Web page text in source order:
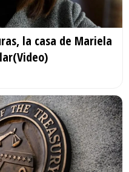
la casa de Mariela